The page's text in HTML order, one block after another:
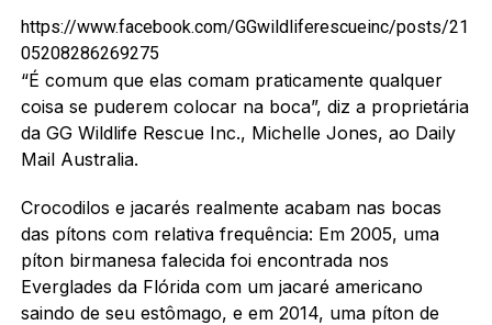
https://www.facebook.com/GGwildliferescueinc/posts/21
05208286269275
“É comum que elas comam praticamente qualquer
coisa se puderem colocar na boca”, diz a proprietária
da GG Wildlife Rescue Inc., Michelle Jones, ao Daily
Mail Australia.
Crocodilos e jacarés realmente acabam nas bocas
das pítons com relativa frequência: Em 2005, uma
píton birmanesa falecida foi encontrada nos
Everglades da Flórida com um jacaré americano
saindo de seu estômago, e em 2014, uma píton de